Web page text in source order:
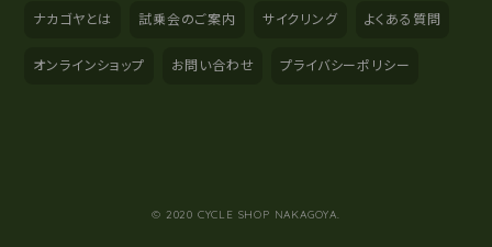
ナカゴヤとは 試乗会のご案内 サイクリング よくある質問
オンラインショップ お問い合わせ プライバシーポリシー
© 2020 CYCLE SHOP NAKAGOYA.